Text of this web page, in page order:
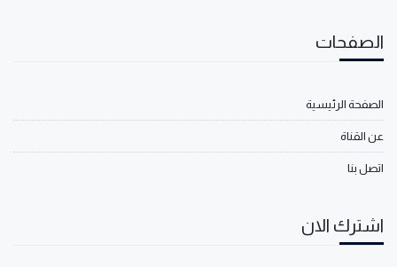
الصفحات
الصفحة الرئيسية
عن القناة
اتصل بنا
اشترك الان